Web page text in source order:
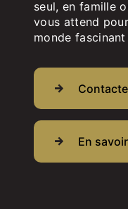
seul, en famille
vous attend
monde
En